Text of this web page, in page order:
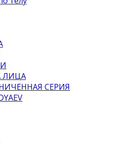
ЛИЦА
СЕРИЯ